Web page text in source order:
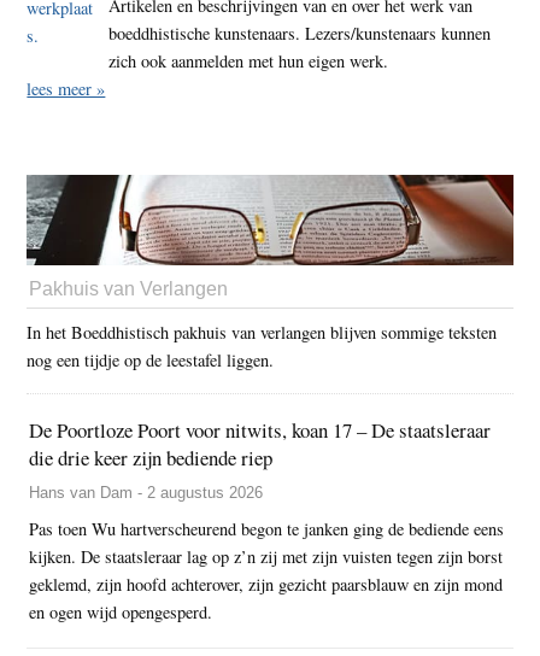
Artikelen en beschrijvingen van en over het werk van
boeddhistische kunstenaars. Lezers/kunstenaars kunnen
zich ook aanmelden met hun eigen werk.
lees meer »
Pakhuis van Verlangen
In het Boeddhistisch pakhuis van verlangen blijven sommige teksten
nog een tijdje op de leestafel liggen.
De Poortloze Poort voor nitwits, koan 17 – De staatsleraar
die drie keer zijn bediende riep
Hans van Dam - 2 augustus 2026
Pas toen Wu hartverscheurend begon te janken ging de bediende eens
kijken. De staatsleraar lag op z’n zij met zijn vuisten tegen zijn borst
geklemd, zijn hoofd achterover, zijn gezicht paarsblauw en zijn mond
en ogen wijd opengesperd.